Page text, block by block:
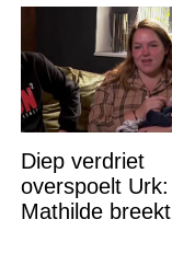
Diep verdriet
overspoelt Urk:
Mathilde breekt